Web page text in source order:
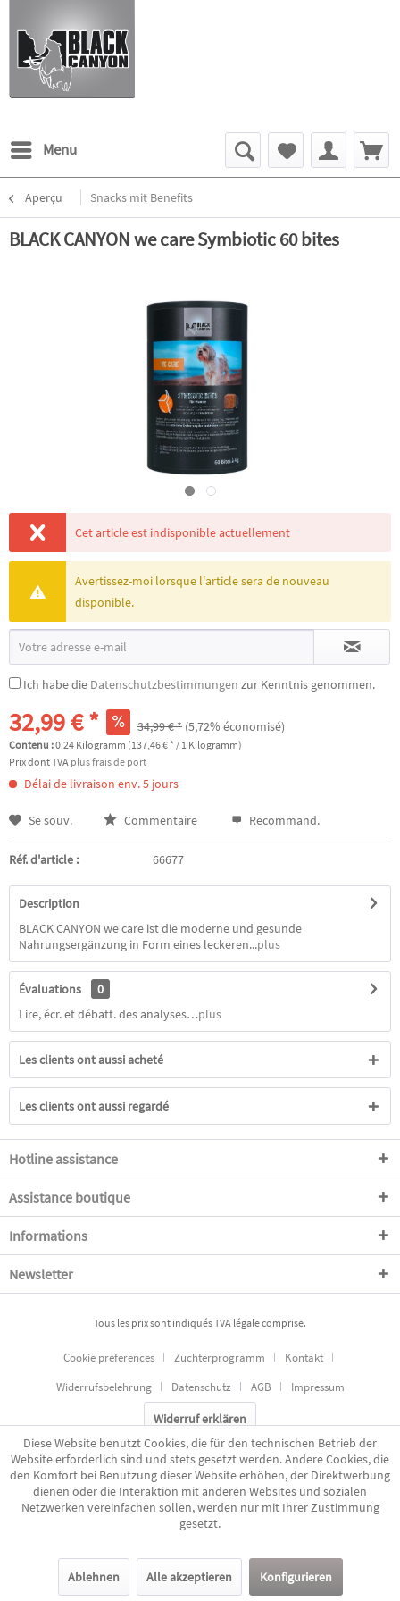
Menu
Aperçu Snacks mit Benefits
BLACK CANYON we care Symbiotic 60 bites
Cet article est indisponible actuellement
Avertissez-moi lorsque l'article sera de nouveau
disponible.
Ich habe die Datenschutzbestimmungen zur Kenntnis genommen.
32,99 € * 34,99 € * (5,72% économisé)
Contenu :0.24 Kilogramm (137,46 € * / 1 Kilogramm)
Prix dont TVA plus frais de port
Délai de livraison env. 5 jours
Se souv. Commentaire Recommand.
Réf. d'article : 66677
Description
BLACK CANYON we care ist die moderne und gesunde
Nahrungsergänzung in Form eines leckeren...plus
Évaluations
0
Lire, écr. et débatt. des analyses…plus
Les clients ont aussi acheté
Les clients ont aussi regardé
Hotline assistance
Assistance boutique
Informations
Newsletter
Tous les prix sont indiqués TVA légale comprise.
Cookie preferences Züchterprogramm
Kontakt
Widerrufsbelehrung
Datenschutz AGB Impressum
Widerruf erklären
Diese Website benutzt Cookies, die für den technischen Betrieb der
Website erforderlich sind und stets gesetzt werden. Andere Cookies, die
den Komfort bei Benutzung dieser Website erhöhen, der Direktwerbung
dienen oder die Interaktion mit anderen Websites und sozialen
Netzwerken vereinfachen sollen, werden nur mit Ihrer Zustimmung
gesetzt.
Ablehnen Alle akzeptieren Konfigurieren